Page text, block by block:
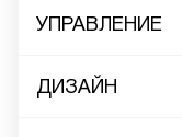
УПРАВЛЕНИЕ
ДИЗАЙН